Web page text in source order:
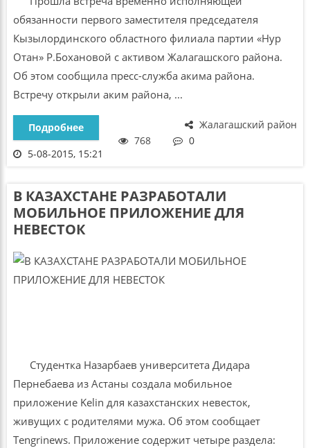
обязанности первого заместителя председателя
Кызылординского областного филиала партии «Нур
Отан» Р.Бохановой с активом Жалагашского района.
Об этом сообщила пресс-служба акима района.
Встречу открыли аким района, ...
Жалагашский район
Подробнее
768
0
5-08-2015, 15:21
В КАЗАХСТАНЕ РАЗРАБОТАЛИ
МОБИЛЬНОЕ ПРИЛОЖЕНИЕ ДЛЯ
НЕВЕСТОК
Студентка Назарбаев университета Дидара
Пернебаева из Астаны создала мобильное
приложение Kelin для казахстанских невесток,
живущих с родителями мужа. Об этом сообщает
Tengrinews. Приложение содержит четыре раздела: